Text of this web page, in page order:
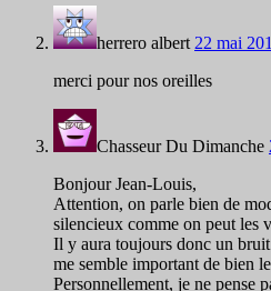
herrero albert 22 mai
merci pour nos oreilles
Chasseur Du Dimanche
Bonjour Jean-Louis,
Attention, on parle bien de
silencieux comme on peut les
Il y aura toujours donc un
me semble important de bien
Personnellement, je ne pense